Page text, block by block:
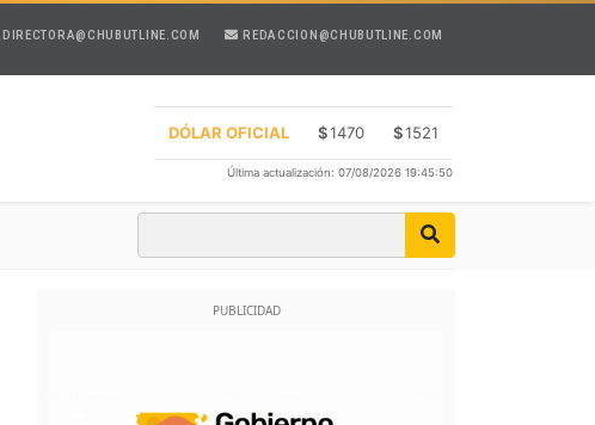
DIRECTORA@CHUBUTLINE.COM REDACCION@CHUBUTLINE.COM
DÓLAR OFICIAL $1470 $1521
Última actualización: 07/08/2026 19:45:50